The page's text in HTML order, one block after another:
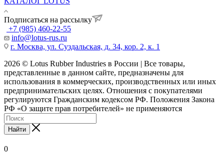
Подписаться на рассылку
+7 (985) 460-22-55
info@lotus-rus.ru
г. Москва, ул. Суздальская, д. 34, кор. 2, к. 1
2026 © Lotus Rubber Industries в России | Все товары,
представленные в данном сайте, предназначены для
использования в коммерческих, производственных или иных
предпринимательских целях. Отношения с покупателями
регулируются Гражданским кодексом РФ. Положения Закона
РФ «О защите прав потребителей» не применяются
Найти
0